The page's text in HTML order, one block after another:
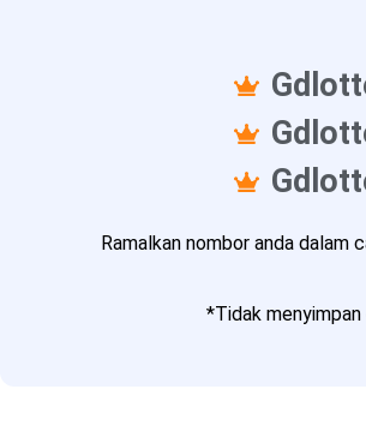
Ramalkan nombor anda dalam
*Tidak menyimpan